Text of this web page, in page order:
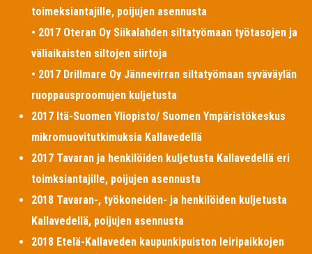
toimeksiantajille, poijujen asennusta
• 2017 Oteran Oy Siikalahden siltatyömaan työtasojen ja
väliaikaisten siltojen siirtoja
• 2017 Drillmare Oy Jännevirran siltatyömaan syväväylän
ruoppausproomujen kuljetusta
2017 Itä-Suomen Yliopisto/ Suomen Ympäristökeskus
mikromuovitutkimuksia Kallavedellä
2017 Tavaran ja henkilöiden kuljetusta Kallavedellä eri
toimksiantajille, poijujen asennusta
2018 Tavaran-, työkoneiden- ja henkilöiden kuljetusta
Kallavedellä, poijujen asennusta
2018 Etelä-Kallaveden kaupunkipuiston leiripaikkojen